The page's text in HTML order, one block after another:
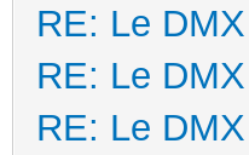
RE: Le
RE: Le
RE: Le